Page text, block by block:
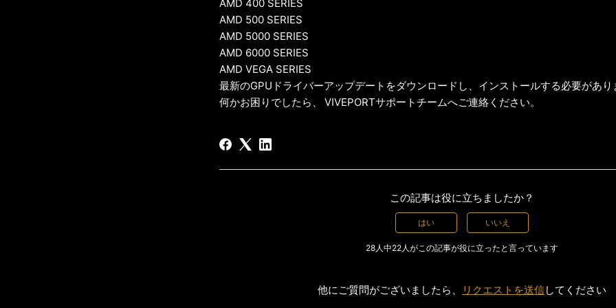
AMD 400 SERIES
AMD 500 SERIES
AMD 5000 SERIES
AMD 6000 SERIES
AMD VEGA SERIES
最新のGPUドライバーアップデートをダウンロードし、インストールする必要があり
何かお困りでしたら、 VIVEPORTサポートチームへご連絡ください。
この記事は役に立ちましたか？
はい いいえ
28人中22人がこの記事が役に立ったと言っています
他にご質問がございましたら、 リクエストを送信してください